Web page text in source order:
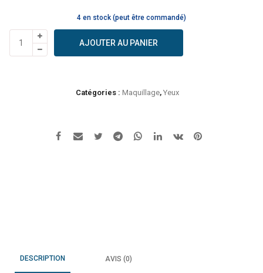
4 en stock (peut être commandé)
quantité
de
AJOUTER AU PANIER
Catégories : Maquillage, Yeux
DESCRIPTION AVIS (0)